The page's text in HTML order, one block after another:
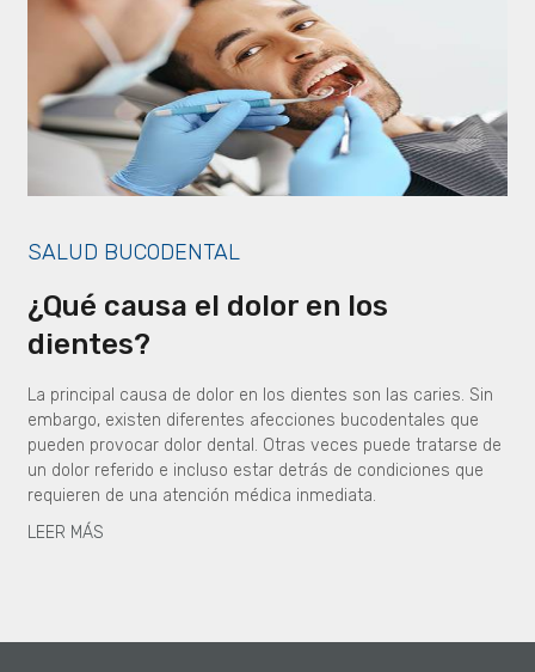
SALUD BUCODENTAL
¿Qué causa el dolor en los
dientes?
La principal causa de dolor en los dientes son las caries. Sin
embargo, existen diferentes afecciones bucodentales que
pueden provocar dolor dental. Otras veces puede tratarse de
un dolor referido e incluso estar detrás de condiciones que
requieren de una atención médica inmediata.
LEER MÁS